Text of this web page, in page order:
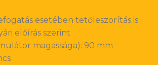
esetében tetőleszorítás is
előírás szerint
magassága): 90 mm